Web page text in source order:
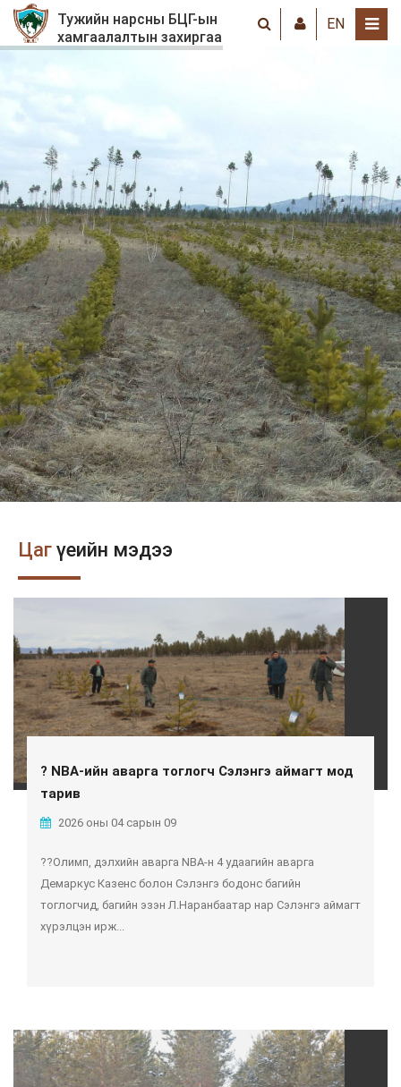
Тужийн нарсны БЦГ-ын
хамгаалалтын захиргаа
EN
Цаг үеийн мэдээ
? NBA-ийн аварга тоглогч Сэлэнгэ аймагт мод
тарив
2026 оны 04 сарын 09
??Олимп, дэлхийн аварга NBA-н 4 удаагийн аварга
Демаркус Казенс болон Сэлэнгэ бодонс багийн
тоглогчид, багийн эзэн Л.Наранбаатар нар Сэлэнгэ аймагт
хүрэлцэн ирж...